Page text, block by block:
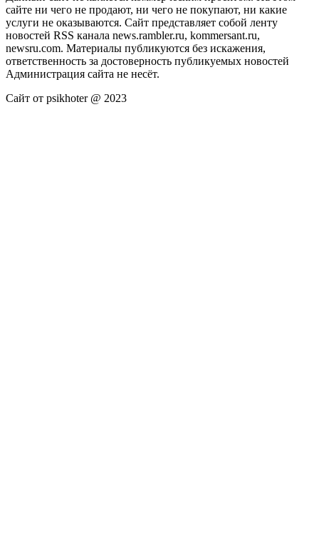
сайте ни чего не продают, ни чего не покупают, ни какие
услуги не оказываются. Сайт представляет собой ленту
новостей RSS канала news.rambler.ru, kommersant.ru,
newsru.com. Материалы публикуются без искажения,
ответственность за достоверность публикуемых новостей
Администрация сайта не несёт.
Сайт от psikhoter @ 2023